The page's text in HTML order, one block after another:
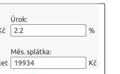
Úrok:
%
let
Měs. splátka:
Kč